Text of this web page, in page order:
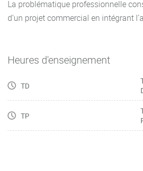
La problématique professionnelle
d’un projet commercial en intégrant
Heures d'enseignement
TD
TP